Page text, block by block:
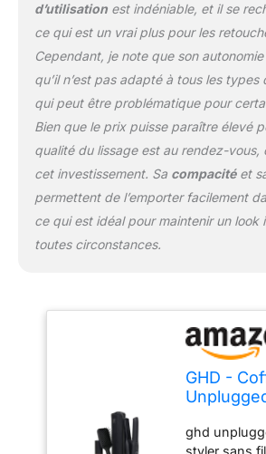
d’utilisationest indéniable, et il se
ce qui est un vrai plus pour les
Cependant, je note que son
qu’il n’est pas adapté à tous les
qui peut être problématique pour
Bien que le prix puisse paraître élevé
qualité du lissage est au rendez-vous,
cet investissement. Sa compacitéet
permettent de l’emporter facilement
ce qui est idéal pour maintenir un look
toutes circonstances.
GHD -
(Noir) +
ghd
styler sans